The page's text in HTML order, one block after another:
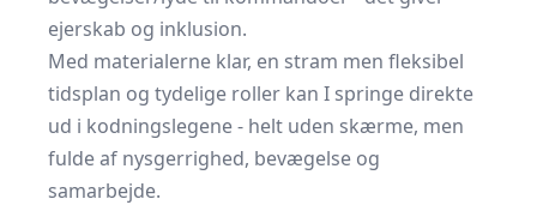
ejerskab og inklusion.
Med materialerne klar, en stram men fleksibel
tidsplan og tydelige roller kan I springe direkte
ud i kodningslegene - helt uden skærme, men
fulde af nysgerrighed, bevægelse og
samarbejde.